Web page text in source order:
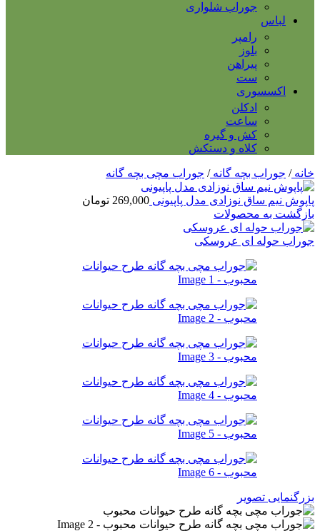
جوراب شلواری
لباس
رامپر
بلوز
پیراهن
ست
اکسسوری
ادکلن
ساعت
کش و گیره
کلاه و دستکش
خانه/ جوراب بچه گانه/ جوراب مچی بچه گانه
پاپوش نیم ساق نوزادی مدل پاپیونی 269,000 تومان
بازگشت به محصولات
جوراب حوله ای عروسکی
بزرگنمایی تصویر